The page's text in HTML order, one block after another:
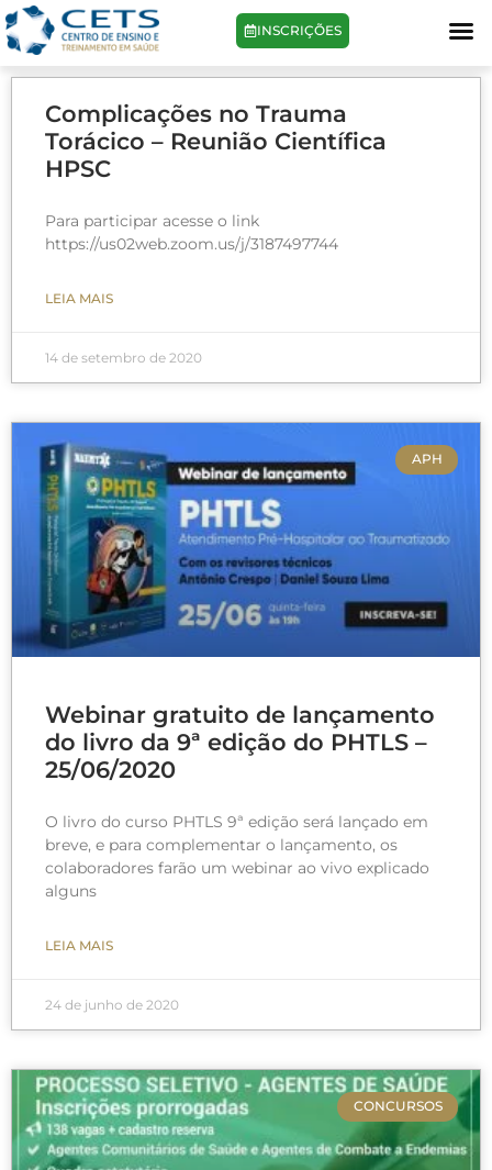
INSCRIÇÕES
Complicações no Trauma
Torácico – Reunião Científica
HPSC
Para participar acesse o link
https://us02web.zoom.us/j/3187497744
LEIA MAIS
14 de setembro de 2020
APH
Webinar gratuito de lançamento
do livro da 9ª edição do PHTLS –
25/06/2020
O livro do curso PHTLS 9ª edição será lançado em
breve, e para complementar o lançamento, os
colaboradores farão um webinar ao vivo explicado
alguns
LEIA MAIS
24 de junho de 2020
CONCURSOS